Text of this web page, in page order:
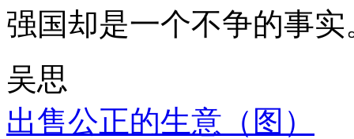
强国却是一个不争的事实
吴思
出售公正的生意（图）